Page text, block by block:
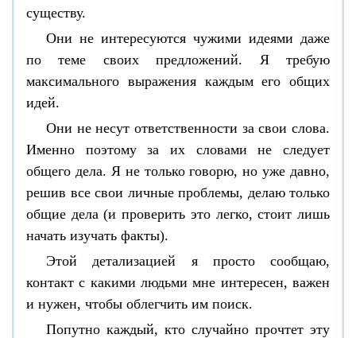
существу.
Они не интересуются чужими идеями даже
по теме своих предложений. Я требую
максимального выражения каждым его общих
идей.
Они не несут ответственности за свои слова.
Именно поэтому за их словами не следует
общего дела. Я не только говорю, но уже давно,
решив все свои личные проблемы, делаю только
общие дела (и проверить это легко, стоит лишь
начать изучать факты).
Этой детализацией я просто сообщаю,
контакт с какими людьми мне интересен, важен
и нужен, чтобы облегчить им поиск.
Попутно каждый, кто случайно прочтет эту